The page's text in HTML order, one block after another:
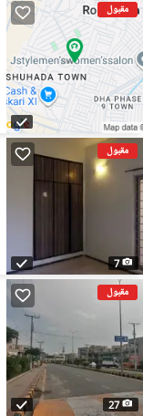
مقبول
مقبول
7
مقبول
27